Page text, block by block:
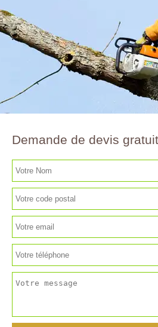
Demande de devis gratuit